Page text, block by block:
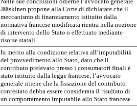
Jääskinen propone alla Corte di dichiarare che il
meccanismo di finanziamento istituito dalla
normativa francese modificata rientra nella nozione
di intervento dello Stato o effettuato mediante
risorse statali.
In merito alla condizione relativa all’imputabilità
del provvedimento allo Stato, dato che il
contributo prelevato presso i consumatori finali è
stato istituito dalla legge francese, l’avvocato
generale ritiene che la fissazione del contributo
contestato debba essere considerata il risultato di
un comportamento imputabile allo Stato francese.